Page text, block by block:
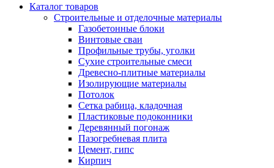
Каталог товаров
Строительные и отделочные материалы
Газобетонные блоки
Винтовые сваи
Профильные трубы, уголки
Сухие строительные смеси
Древесно-плитные материалы
Изолирующие материалы
Потолок
Сетка рабица, кладочная
Пластиковые подоконники
Деревянный погонаж
Пазогребневая плита
Цемент, гипс
Кирпич